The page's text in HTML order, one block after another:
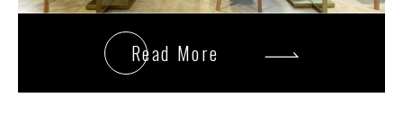
Read More